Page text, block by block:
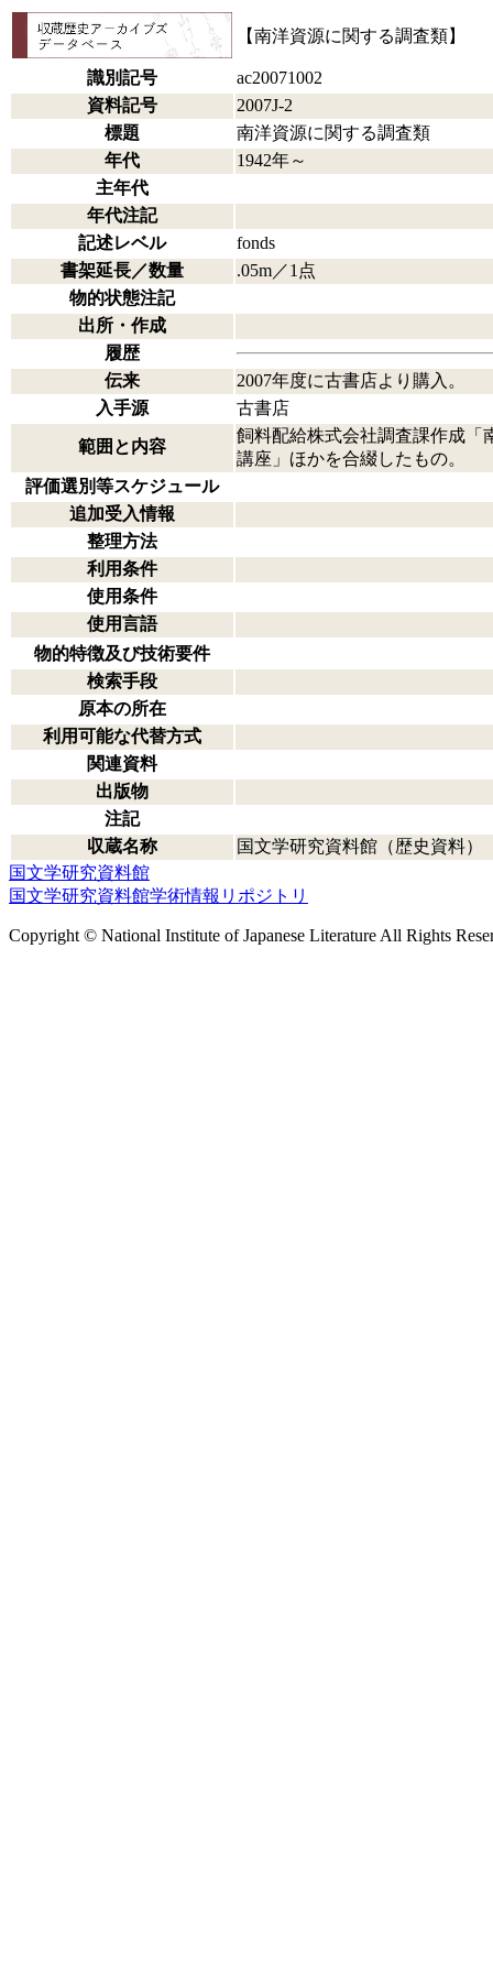
【南洋資源に関する調査類】
識別記号
ac20071002
資料記号
2007J-2
標題
南洋資源に関する調査類
年代
1942年～
主年代
年代注記
記述レベル
fonds
書架延長／数量
.05m／1点
物的状態注記
出所・作成
履歴
伝来
2007年度に古書店より購入。
入手源
古書店
範囲と内容
飼料配給株式会社調査課作成「
講座」ほかを合綴したもの。
評価選別等スケジュール
追加受入情報
整理方法
利用条件
使用条件
使用言語
物的特徴及び技術要件
検索手段
原本の所在
利用可能な代替方式
関連資料
出版物
注記
収蔵名称
国文学研究資料館（歴史資料）
国文学研究資料館
国文学研究資料館学術情報リポジトリ
Copyright © National Institute of Japanese Literature All Rights